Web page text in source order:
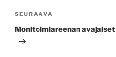
Seuraava
artikkeli
SEURAAVA
Monitoimiareenan